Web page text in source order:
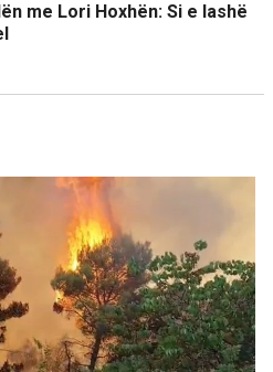
me Lori Hoxhën: Si e lashë